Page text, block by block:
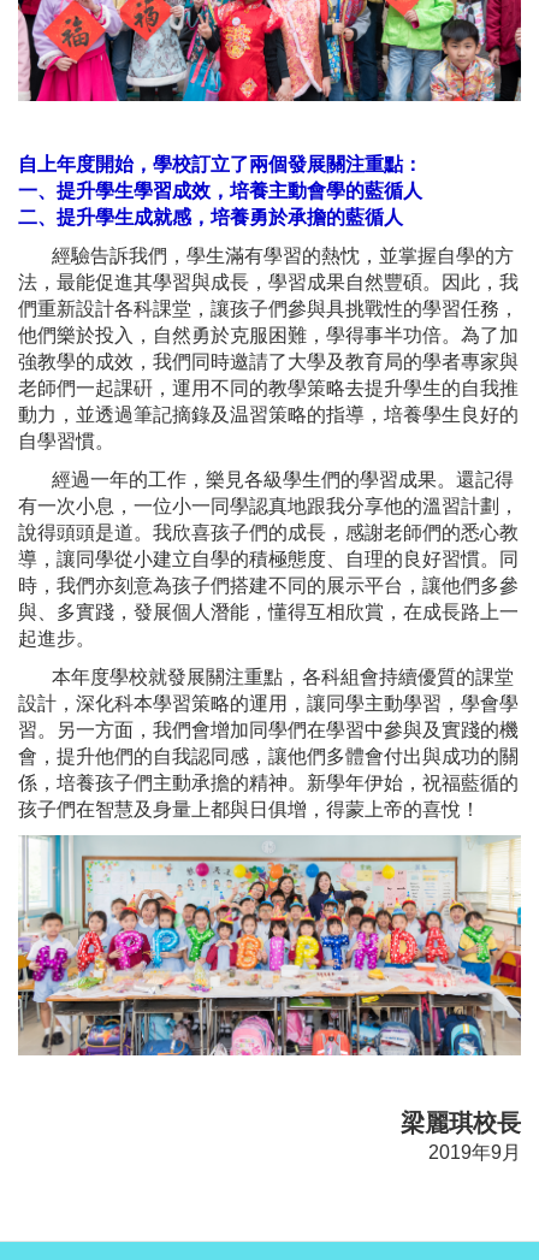
自上年度開始，學校訂立了兩個發展關注重點：
一、提升學生學習成效，培養主動會學的藍循人
二、提升學生成就感，培養勇於承擔的藍循人
經驗告訴我們，學生滿有學習的熱忱，並掌握自學的方
法，最能促進其學習與成長，學習成果自然豐碩。因此，我
們重新設計各科課堂，讓孩子們參與具挑戰性的學習任務，
他們樂於投入，自然勇於克服困難，學得事半功倍。為了加
強教學的成效，我們同時邀請了大學及教育局的學者專家與
老師們一起課硏，運用不同的教學策略去提升學生的自我推
動力，並透過筆記摘錄及温習策略的指導，培養學生良好的
自學習慣。
經過一年的工作，樂見各級學生們的學習成果。還記得
有一次小息，一位小一同學認真地跟我分享他的溫習計劃，
說得頭頭是道。我欣喜孩子們的成長，感謝老師們的悉心教
導，讓同學從小建立自學的積極態度、自理的良好習慣。同
時，我們亦刻意為孩子們搭建不同的展示平台，讓他們多參
與、多實踐，發展個人潛能，懂得互相欣賞，在成長路上一
起進步。
本年度學校就發展關注重點，各科組會持續優質的課堂
設計，深化科本學習策略的運用，讓同學主動學習，學會學
習。另一方面，我們會增加同學們在學習中參與及實踐的機
會，提升他們的自我認同感，讓他們多體會付出與成功的關
係，培養孩子們主動承擔的精神。新學年伊始，祝福藍循的
孩子們在智慧及身量上都與日俱增，得蒙上帝的喜悅！
梁麗琪校長
2019年9月